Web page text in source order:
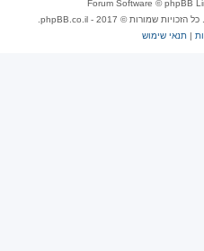
. כל הזכויות שמורות © 2017 - phpBB.co.il.
| תנאי שימוש